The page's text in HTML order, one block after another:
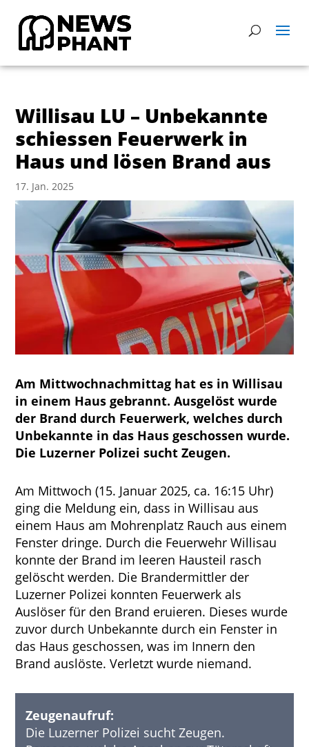
Willisau LU – Unbekannte
schiessen Feuerwerk in
Haus und lösen Brand aus
17. Jan. 2025
Am Mittwochnachmittag hat es in Willisau
in einem Haus gebrannt. Ausgelöst wurde
der Brand durch Feuerwerk, welches durch
Unbekannte in das Haus geschossen wurde.
Die Luzerner Polizei sucht Zeugen.
Am Mittwoch (15. Januar 2025, ca. 16:15 Uhr)
ging die Meldung ein, dass in Willisau aus
einem Haus am Mohrenplatz Rauch aus einem
Fenster dringe. Durch die Feuerwehr Willisau
konnte der Brand im leeren Hausteil rasch
gelöscht werden. Die Brandermittler der
Luzerner Polizei konnten Feuerwerk als
Auslöser für den Brand eruieren. Dieses wurde
zuvor durch Unbekannte durch ein Fenster in
das Haus geschossen, was im Innern den
Brand auslöste. Verletzt wurde niemand.
Zeugenaufruf:
Die Luzerner Polizei sucht Zeugen.